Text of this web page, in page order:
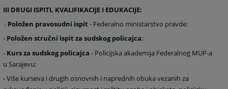
III DRUGI ISPITI, KVALIFIKACIJE I EDUKACIJE:
- Položen pravosudni ispit - Federalno ministarstvo pravde;
- Položen stručni ispit za sudskog policajca;
- Kurs za sudskog policajca - Policijska akademija Federalnog MUP-a
u Sarajevu;
-Više kurseva i drugih osnovnih i naprednih obuka vezanih za